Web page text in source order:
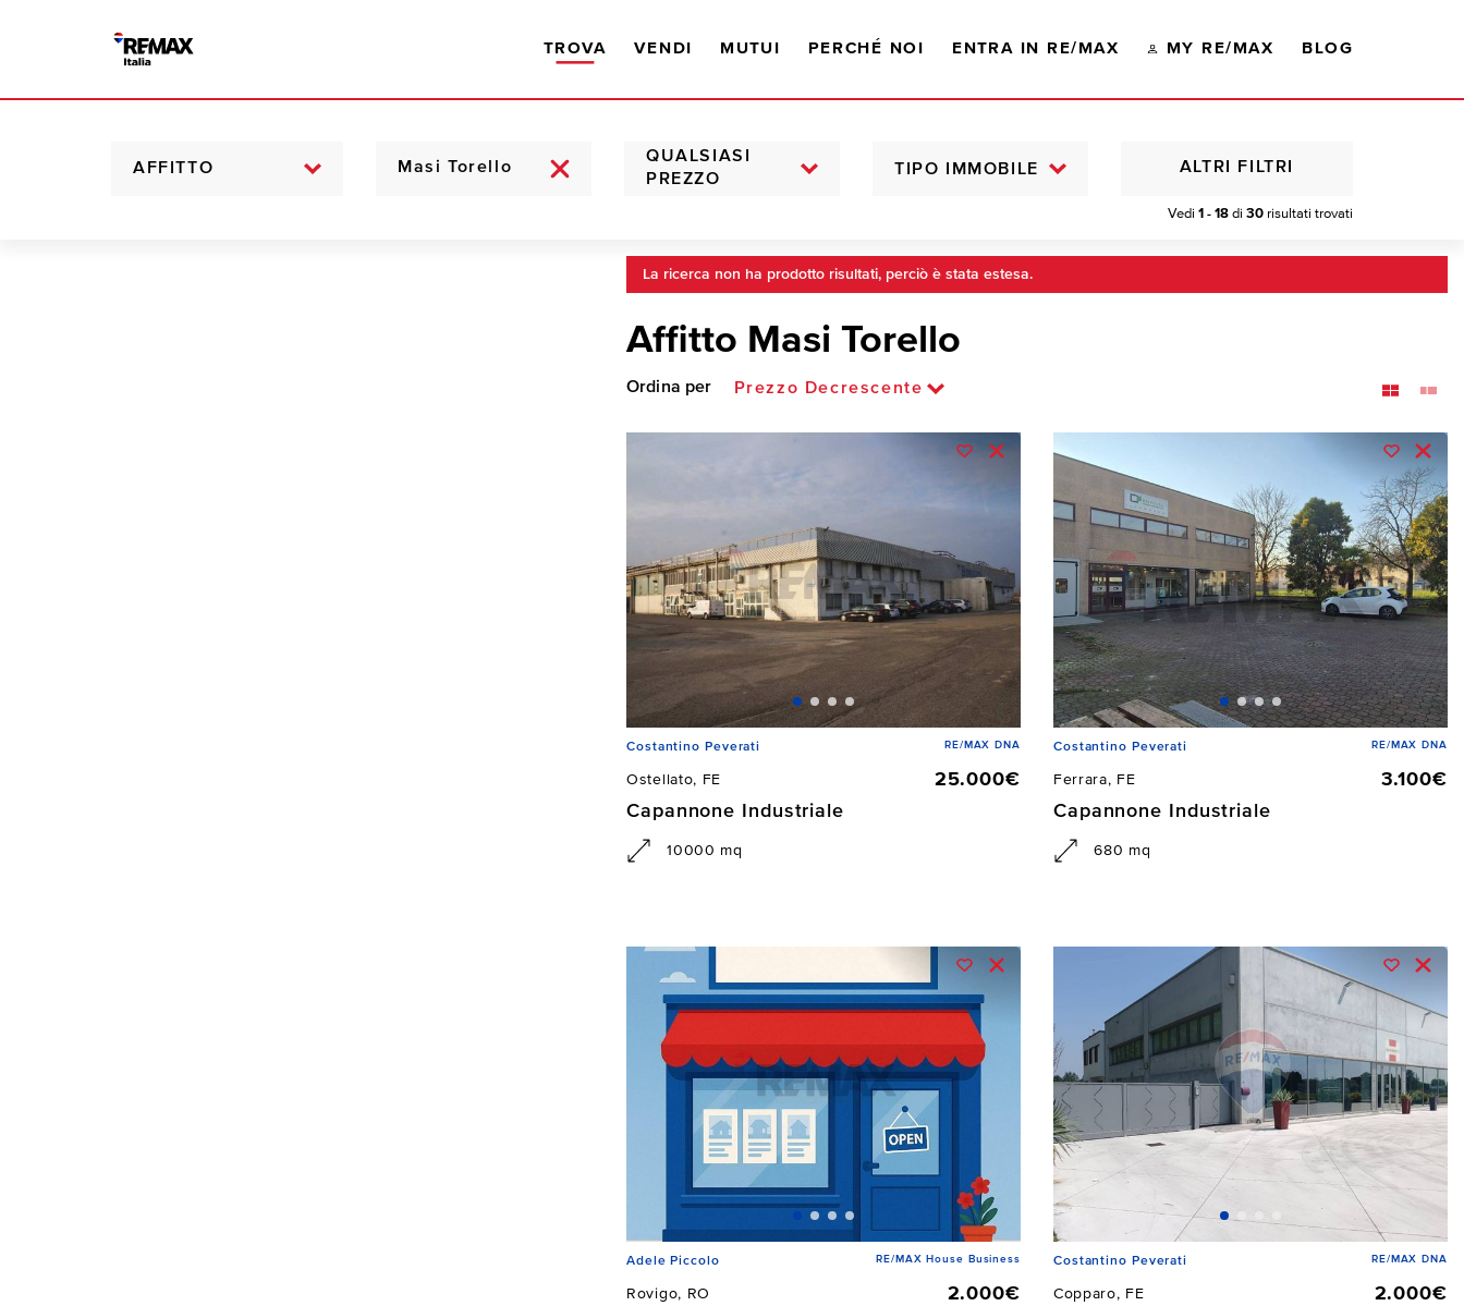
TROVA VENDI MUTUI PERCHÉ NOI ENTRA IN RE/MAX MY RE/MAX BLOG
AFFITTO
QUALSIASI
PREZZO
TIPO IMMOBILE
Vedi 1 - 18 di 30 risultati trovati
ALTRI FILTRI
La ricerca non ha prodotto risultati, perciò è stata estesa.
Affitto Masi Torello
Ordina per Prezzo Decrescente
Costantino Peverati RE/MAX DNA
Ostellato, FE
25.000€
Capannone Industriale
10000 mq
Costantino Peverati RE/MAX DNA
Ferrara, FE
3.100€
Capannone Industriale
680 mq
Adele Piccolo RE/MAX House Business
Rovigo, RO
2.000€
Costantino Peverati RE/MAX DNA
Copparo, FE
2.000€